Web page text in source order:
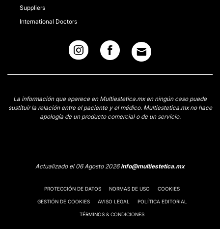
Suppliers
International Doctors
La información que aparece en Multiestetica.mx en ningún caso puede
sustituir la relación entre el paciente y el médico. Multiestetica.mx no hace
apología de un producto comercial o de un servicio.
Actualizado el 06 Agosto 2026info@multiestetica.mx
PROTECCIÓN DE DATOS NORMAS DE USO COOKIES
GESTIÓN DE COOKIES AVISO LEGAL POLÍTICA EDITORIAL
TÉRMINOS & CONDICIONES